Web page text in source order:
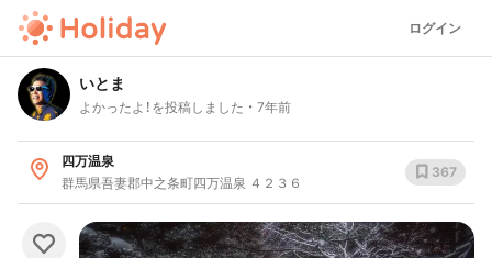
ログイン
いとま
よかったよ！を投稿しました 7年前
四万温泉
群馬県吾妻郡中之条町四万温泉 ４２３６
367